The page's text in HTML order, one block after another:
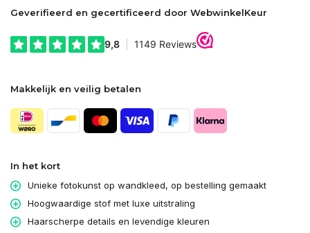
Geverifieerd en gecertificeerd door WebwinkelKeur
Makkelijk en veilig betalen
In het kort
Unieke fotokunst op wandkleed, op bestelling gemaakt
Hoogwaardige stof met luxe uitstraling
Haarscherpe details en levendige kleuren